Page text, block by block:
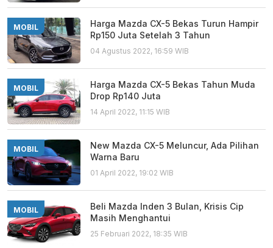
MOBIL
Harga Mazda CX-5 Bekas Turun Hampir
Rp150 Juta Setelah 3 Tahun
04 Agustus 2022, 16:59 WIB
MOBIL
Harga Mazda CX-5 Bekas Tahun Muda
Drop Rp140 Juta
14 April 2022, 11:15 WIB
MOBIL
New Mazda CX-5 Meluncur, Ada Pilihan
Warna Baru
01 April 2022, 19:02 WIB
MOBIL
Beli Mazda Inden 3 Bulan, Krisis Cip
Masih Menghantui
25 Februari 2022, 18:35 WIB